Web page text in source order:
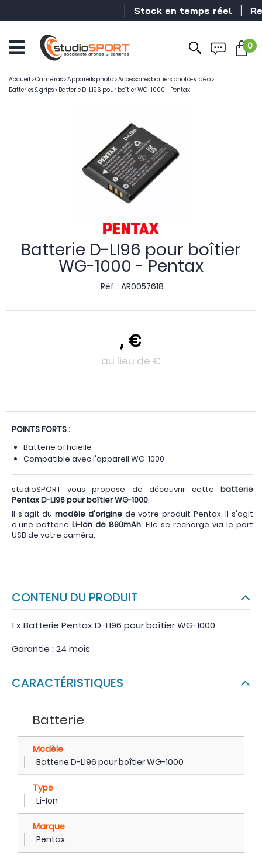
Stock en temps réel
menu
0
Accueil >Caméras>Appareils photo>Accessoires boîtiers photo-vidéo>
Batteries & grips> Batterie D-LI96 pour boîtier WG-1000 - Pentax
Batterie D-LI96 pour boîtier
WG-1000 - Pentax
Réf. : AR0057618
, €
au lieu de €
POINTS FORTS :
Batterie officielle
Compatible avec l'appareil WG-1000
studioSPORT vous propose de découvrir cette batterie
Pentax D-LI96 pour boîtier WG-1000.
Il s'agit dumodèle d'originede votre produit Pentax. Il s'agit
d'une batterie Li-Ion de 890mAh. Elle se recharge via le port
USB de votre caméra.
CONTENU DU PRODUIT
1 x Batterie Pentax D-LI96 pour boîtier WG-1000
Garantie : 24 mois
CARACTÉRISTIQUES
Batterie
Modèle
Batterie D-LI96 pour boîtier WG-1000
Type
Li-Ion
Marque
Pentax